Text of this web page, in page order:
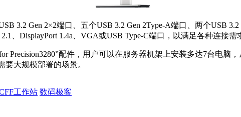
3.2 Gen 2×2端口、五个USB 3.2 Gen 2Type-A端口、两个USB
、DisplayPort 1.4a、VGA或USB Type-C端口，以满足各种连接需
Precision3280”配件，用户可以在服务器机架上安装多达7台电脑
要大规模部署的场景。
工作站 数码极客